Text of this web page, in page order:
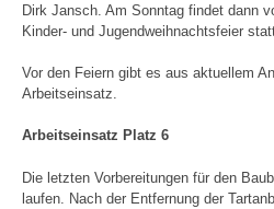
Dirk Jansch. Am Sonntag findet dann
Kinder- und Jugendweihnachtsfeier
Vor den Feiern gibt es aus aktuellem
Arbeitseinsatz.
Arbeitseinsatz Platz 6
Die letzten Vorbereitungen für den
laufen. Nach der Entfernung der